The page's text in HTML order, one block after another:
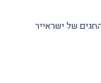
של ישראייר